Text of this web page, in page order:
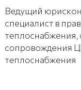
Ведущий
специалист в
теплоснабжения,
сопровождения
теплоснабжения